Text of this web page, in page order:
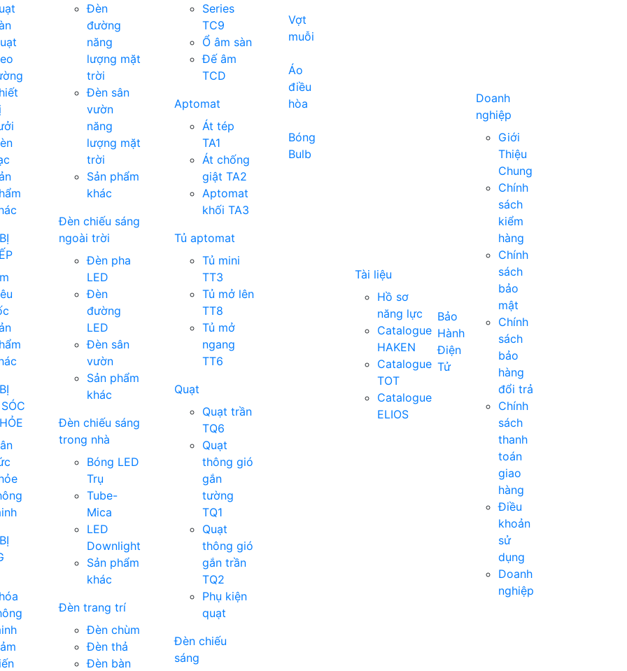
Đèn
đường
năng
lượng mặt
trời
Đèn sân
vườn
năng
lượng mặt
trời
Sản phẩm
khác
Đèn chiếu sáng
ngoài trời
Đèn pha
LED
Đèn
đường
LED
Đèn sân
vườn
Sản phẩm
khác
Đèn chiếu sáng
trong nhà
Bóng LED
Trụ
Tube-
Mica
LED
Downlight
Sản phẩm
khác
Đèn trang trí
Đèn chùm
Đèn thả
Đèn bàn
Series
TC9
Ổ âm sàn
Đế âm
TCD
Aptomat
Át tép
TA1
Át chống
giật TA2
Aptomat
khối TA3
Tủ aptomat
Tủ mini
TT3
Tủ mở lên
TT8
Tủ mở
ngang
TT6
Quạt
Quạt trần
TQ6
Quạt
thông gió
gắn
tường
TQ1
Quạt
thông gió
gắn trần
TQ2
Phụ kiện
quạt
Đèn chiếu
sáng
Vợt
muỗi
Áo
điều
hòa
Bóng
Bulb
Tài liệu
Hồ sơ
năng lực
Catalogue
HAKEN
Catalogue
TOT
Catalogue
ELIOS
Bảo
Hành
Điện
Tử
Doanh
nghiệp
Giới
Thiệu
Chung
Chính
sách
kiểm
hàng
Chính
sách
bảo
mật
Chính
sách
bảo
hàng
đổi trả
Chính
sách
thanh
toán
giao
hàng
Điều
khoản
sử
dụng
Doanh
nghiệp